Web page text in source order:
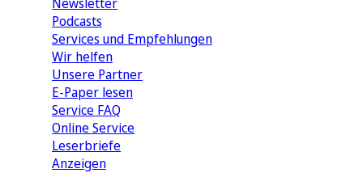
Podcasts
Services und Empfehlungen
Wir helfen
Unsere Partner
E-Paper lesen
Service FAQ
Online Service
Leserbriefe
Anzeigen